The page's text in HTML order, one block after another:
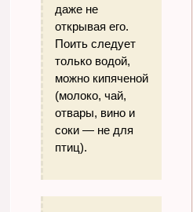
даже не
открывая его.
Поить следует
только водой,
можно кипяченой
(молоко, чай,
отвары, вино и
соки — не для
птиц).